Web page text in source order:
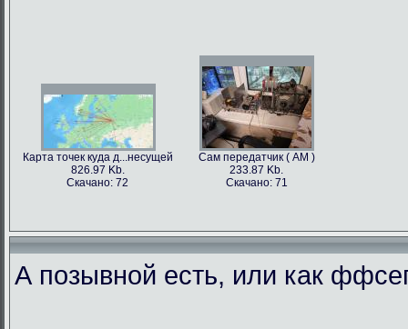
Карта точек куда д...несущей
826.97 Kb.
Скачано: 72
Сам передатчик ( АМ )
233.87 Kb.
Скачано: 71
А позывной есть, или как